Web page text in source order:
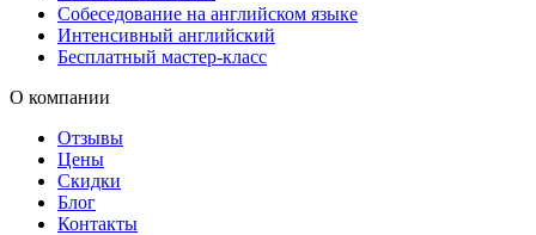
Собеседование на английском языке
Интенсивный английский
Бесплатный мастер-класс
О компании
Отзывы
Цены
Скидки
Блог
Контакты